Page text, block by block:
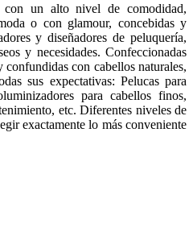
con un alto nivel de comodidad,
o con glamour, concebidas y
y diseñadores de peluquería,
y necesidades. Confeccionadas
con cabellos naturales,
sus expectativas: Pelucas para
para cabellos finos,
etc. Diferentes niveles de
exactamente lo más conveniente